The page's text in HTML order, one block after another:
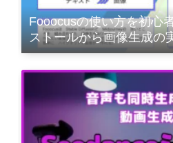
Fooocusの使い方を初心
ストールから画像生成の